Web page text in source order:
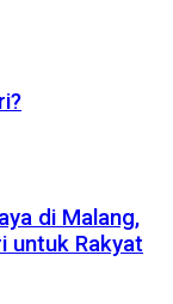
di Malang,
untuk Rakyat